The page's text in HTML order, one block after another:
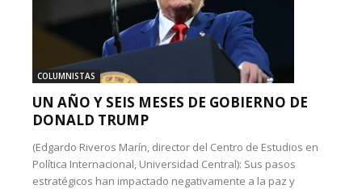
COLUMNISTAS
UN AÑO Y SEIS MESES DE GOBIERNO DE
DONALD TRUMP
(Edgardo Riveros Marín, director del Centro de Estudios en
Política Internacional, Universidad Central): Sus pasos
estratégicos han impactado negativamente a la paz y